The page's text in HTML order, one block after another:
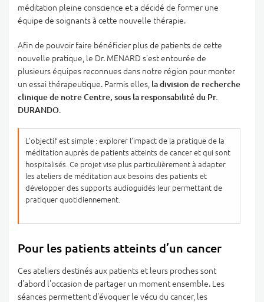
méditation pleine conscience et a décidé de former une
équipe de soignants à cette nouvelle thérapie.
Afin de pouvoir faire bénéficier plus de patients de cette
nouvelle pratique, le Dr. MENARD s'est entourée de
plusieurs équipes reconnues dans notre région pour monter
un essai thérapeutique. Parmis elles, la division de recherche
clinique de notre Centre, sous la responsabilité du Pr.
DURANDO.
L’objectif est simple : explorer l’impact de la pratique de la
méditation auprès de patients atteints de cancer et qui sont
hospitalisés. Ce projet vise plus particulièrement à adapter
les ateliers de méditation aux besoins des patients et
développer des supports audioguidés leur permettant de
pratiquer quotidiennement.
Pour les patients atteints d’un cancer
Ces ateliers destinés aux patients et leurs proches sont
d'abord l'occasion de partager un moment ensemble. Les
séances permettent d'évoquer le vécu du cancer, les